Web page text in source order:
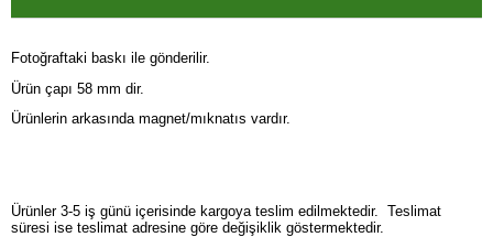
Fotoğraftaki baskı ile gönderilir.
Ürün çapı 58 mm dir.
Ürünlerin arkasında magnet/mıknatıs vardır.
Ürünler 3-5 iş günü içerisinde kargoya teslim edilmektedir. Teslimat
süresi ise teslimat adresine göre değişiklik göstermektedir.